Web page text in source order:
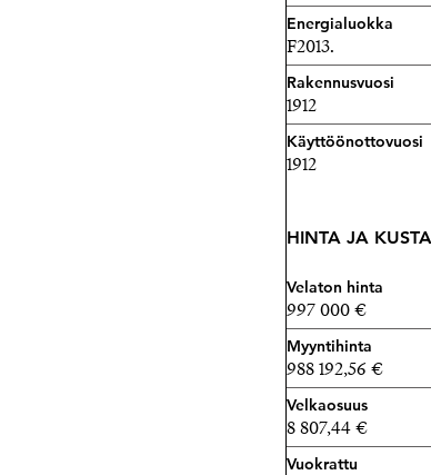
Esittelyt ja
Tuula Piiroinen
Strand
040 680 7716 -
Tuula Piiroinen
Energialuokka
F2013.
Rakennusvuosi
1912
Käyttöönottovuosi
1912
HINTA JA
Velaton hinta
997 000 €
Myyntihinta
988 192,56 €
Velkaosuus
8 807,44 €
Vuokrattu